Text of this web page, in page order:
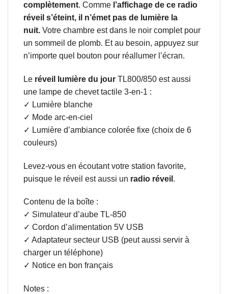
complètement. Comme l’affichage de ce radio
réveil s’éteint, il n’émet pas de lumière la
nuit. Votre chambre est dans le noir complet pour
un sommeil de plomb. Et au besoin, appuyez sur
n’importe quel bouton pour réallumer l’écran.
Le réveil lumière du jour TL800/850 est aussi
une lampe de chevet tactile 3-en-1 :
✓ Lumière blanche
✓ Mode arc-en-ciel
✓ Lumière d’ambiance colorée fixe (choix de 6
couleurs)
Levez-vous en écoutant votre station favorite,
puisque le réveil est aussi un radio réveil .
Contenu de la boîte :
✓ Simulateur d’aube TL-850
✓ Cordon d’alimentation 5V USB
✓ Adaptateur secteur USB (peut aussi servir à
charger un téléphone)
✓ Notice en bon français
Notes :